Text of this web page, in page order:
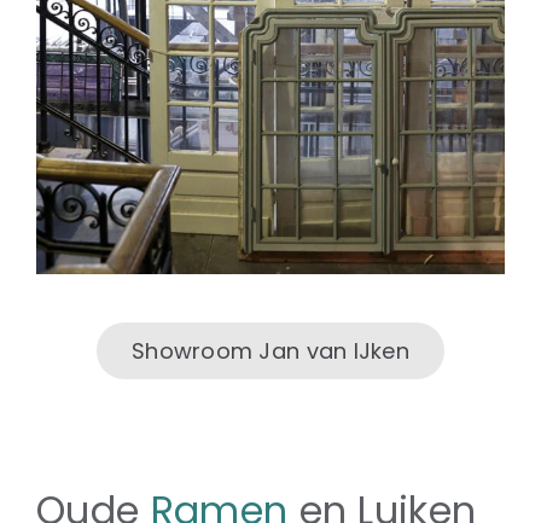
Showroom Jan van IJken
Oude Ramen en Luiken